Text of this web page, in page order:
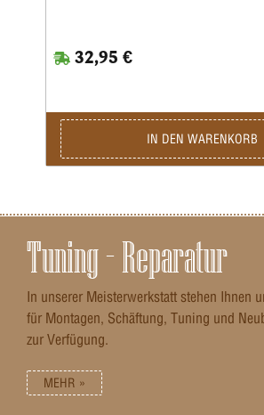
wie die standardmäßigen offenzelligen
eignen sich geschlossene Zellen am besten
Reinigungskomponente.Es enthält
Schuss-Munitionsfach für 9 mm, .38/357,
.45 ACP. Pad abschließbar für
Zur Aufbewahrung vollwertiger
32,95 €
IN DEN WARENKORB
Tuning – Reparatur
In unserer Meisterwerkstatt stehen Ihnen
für Montagen, Schäftung, Tuning und
zur Verfügung.
MEHR »